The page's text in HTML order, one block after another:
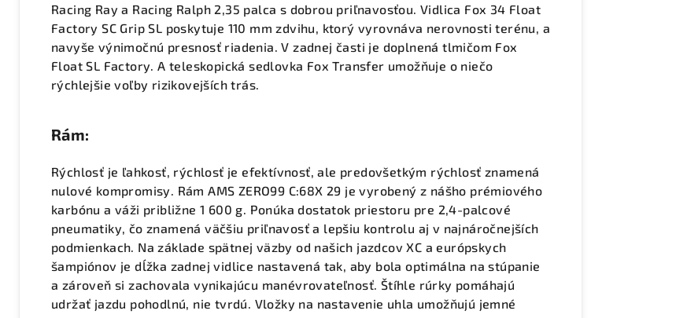
Racing Ray a Racing Ralph 2,35 palca s dobrou priľnavosťou. Vidlica Fox 34 Float
Factory SC Grip SL poskytuje 110 mm zdvihu, ktorý vyrovnáva nerovnosti terénu, a
navyše výnimočnú presnosť riadenia. V zadnej časti je doplnená tlmičom Fox
Float SL Factory. A teleskopická sedlovka Fox Transfer umožňuje o niečo
rýchlejšie voľby rizikovejších trás.
Rám:
Rýchlosť je ľahkosť, rýchlosť je efektívnosť, ale predovšetkým rýchlosť znamená
nulové kompromisy. Rám AMS ZERO99 C:68X 29 je vyrobený z nášho prémiového
karbónu a váži približne 1 600 g. Ponúka dostatok priestoru pre 2,4-palcové
pneumatiky, čo znamená väčšiu priľnavosť a lepšiu kontrolu aj v najnáročnejších
podmienkach. Na základe spätnej väzby od našich jazdcov XC a európskych
šampiónov je dĺžka zadnej vidlice nastavená tak, aby bola optimálna na stúpanie
a zároveň si zachovala vynikajúcu manévrovateľnosť. Štíhle rúrky pomáhajú
udržať jazdu pohodlnú, nie tvrdú. Vložky na nastavenie uhla umožňujú jemné